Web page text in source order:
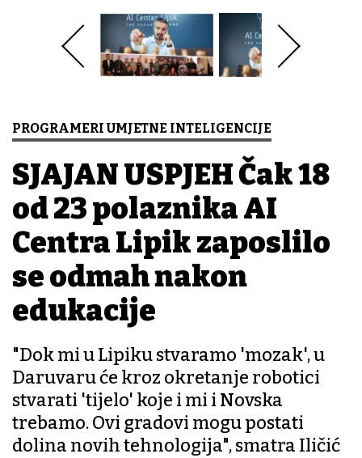
PROGRAMERI UMJETNE INTELIGENCIJE
SJAJAN USPJEH Čak 18
od 23 polaznika AI
Centra Lipik zaposlilo
se odmah nakon
edukacije
"Dok mi u Lipiku stvaramo 'mozak', u
Daruvaru će kroz okretanje robotici
stvarati 'tijelo' koje i mi i Novska
trebamo. Ovi gradovi mogu postati
dolina novih tehnologija", smatra Iličić